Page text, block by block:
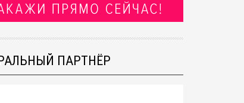
ПАРТНЁР